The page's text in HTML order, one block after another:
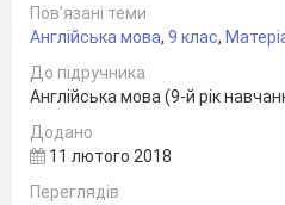
Пов’язані теми
Англійська мова, 9 клас,
До підручника
Англійська мова (9-й рік
Додано
11 лютого 2018
Переглядів